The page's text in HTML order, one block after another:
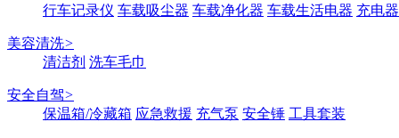
行车记录仪 车载吸尘器 车载净化器 车载生活电器 充电
美容清洗>
清洁剂 洗车毛巾
安全自驾>
保温箱/冷藏箱 应急救援 充气泵 安全锤 工具套装